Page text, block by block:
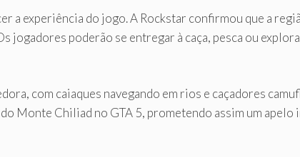
experiência do jogo. A Rockstar confirmou que a
jogadores poderão se entregar à caça, pesca ou
com caiaques navegando em rios e caçadores
Monte Chiliad no GTA 5, prometendo assim um apelo